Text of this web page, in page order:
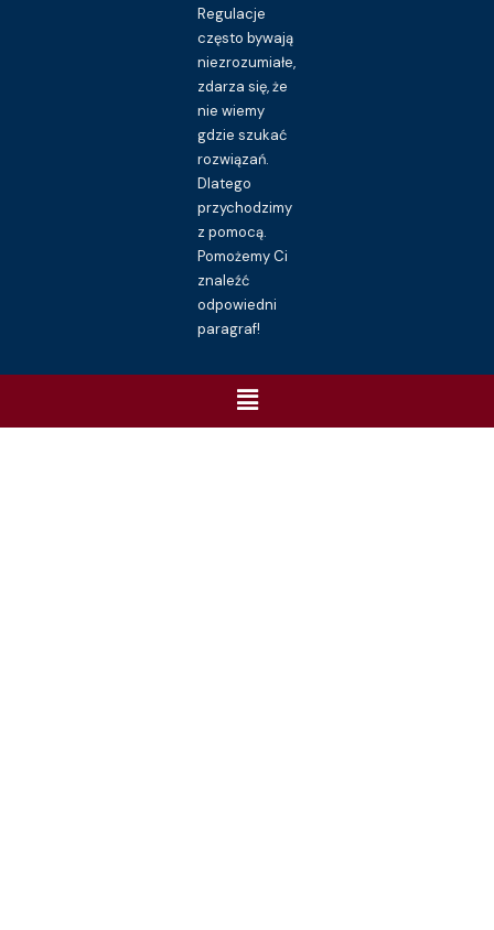
Regulacje
często bywają
niezrozumiałe,
zdarza się, że
nie wiemy
gdzie szukać
rozwiązań.
Dlatego
przychodzimy
z pomocą.
Pomożemy Ci
znaleźć
odpowiedni
paragraf!
Menu